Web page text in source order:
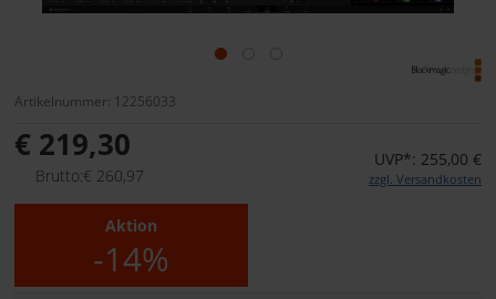
Artikelnummer: 12256033
€ 219,30
Brutto:€ 260,97
UVP*: 255,00 €
zzgl. Versandkosten
Aktion
-14%